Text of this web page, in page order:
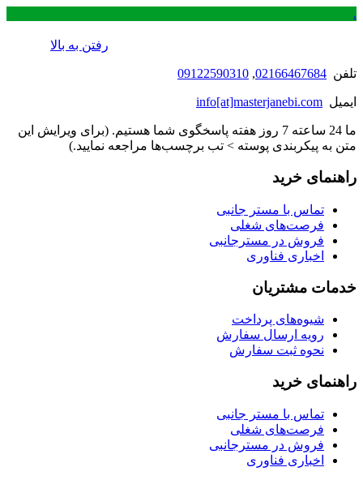
.
رفتن به بالا
تلفن 02166467684
,
09122590310
ایمیل info[at]masterjanebi.com
ما 24 ساعته 7 روز هفته پاسخگوی شما هستیم. (برای ویرایش این
متن به پیکربندی پوسته > تب برچسب‌ها مراجعه نمایید.)
راهنمای خرید
تماس با مستر جانبی
فرصت‌های شغلی
فروش در مسترجانبی
اخباری فناوری
خدمات مشتریان
شیوه‌های پرداخت
رویه ارسال سفارش
نحوه ثبت سفارش
راهنمای خرید
تماس با مستر جانبی
فرصت‌های شغلی
فروش در مسترجانبی
اخباری فناوری